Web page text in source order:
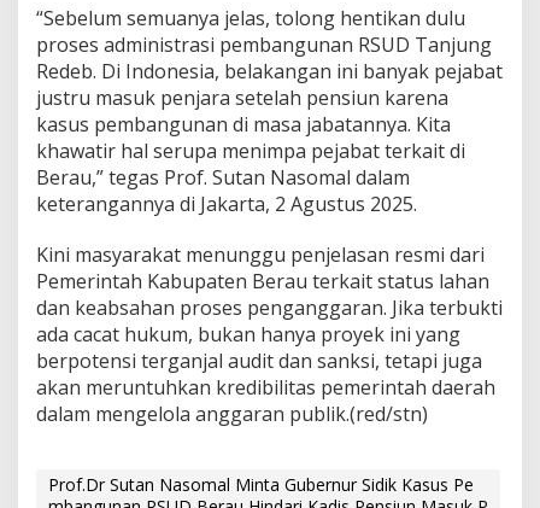
“Sebelum semuanya jelas, tolong hentikan dulu
proses administrasi pembangunan RSUD Tanjung
Redeb. Di Indonesia, belakangan ini banyak pejabat
justru masuk penjara setelah pensiun karena
kasus pembangunan di masa jabatannya. Kita
khawatir hal serupa menimpa pejabat terkait di
Berau,” tegas Prof. Sutan Nasomal dalam
keterangannya di Jakarta, 2 Agustus 2025.
Kini masyarakat menunggu penjelasan resmi dari
Pemerintah Kabupaten Berau terkait status lahan
dan keabsahan proses penganggaran. Jika terbukti
ada cacat hukum, bukan hanya proyek ini yang
berpotensi terganjal audit dan sanksi, tetapi juga
akan meruntuhkan kredibilitas pemerintah daerah
dalam mengelola anggaran publik.(red/stn)
Prof.Dr Sutan Nasomal Minta Gubernur Sidik Kasus Pe